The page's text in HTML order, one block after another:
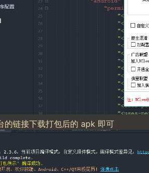
的链接下载打包后的 apk 即可